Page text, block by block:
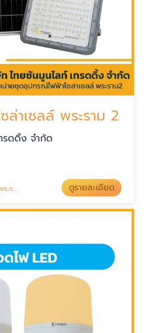
ล่าเซลล์ พระราม 2
รดดิ้ง จำกัด
ม 2 ดูรายละเอียด